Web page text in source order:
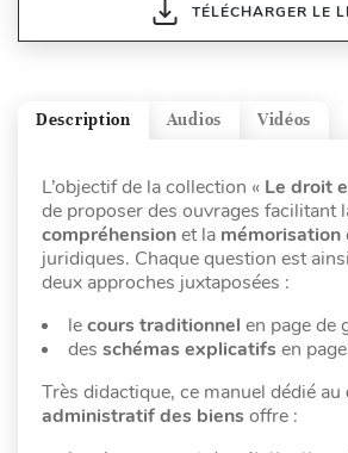
TÉLÉCHARGER LE
Vidéos
Audios
Description
L’objectif de la collection « Le droit
de proposer des ouvrages facilitant
compréhensionet la mémorisation
juridiques. Chaque question est
deux approches juxtaposées :
lecours traditionnel en page de
des schémas explicatifs en
Très didactique, ce manuel dédié au
administratif des biens offre :